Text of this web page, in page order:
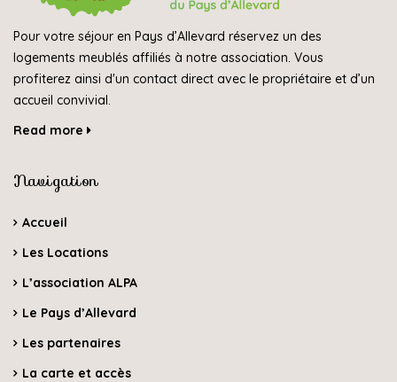
Pour votre séjour en Pays d’Allevard réservez un des
logements meublés affiliés à notre association. Vous
profiterez ainsi d'un contact direct avec le propriétaire et d’un
accueil convivial.
Read more
Navigation
Accueil
Les Locations
L’association ALPA
Le Pays d’Allevard
Les partenaires
La carte et accès